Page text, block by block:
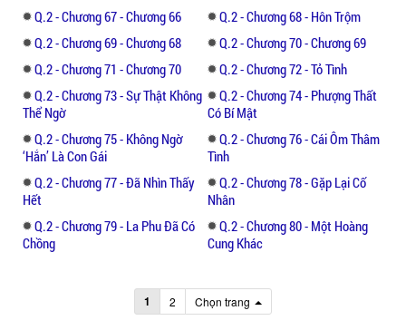
Q.2 - Chương 67 - Chương 66
Q.2 - Chương 68 - Hôn Trộm
Q.2 - Chương 69 - Chương 68
Q.2 - Chương 70 - Chương 69
Q.2 - Chương 71 - Chương 70
Q.2 - Chương 72 - Tỏ Tình
Q.2 - Chương 73 - Sự Thật Không
Thể Ngờ
Q.2 - Chương 74 - Phượng Thất
Có Bí Mật
Q.2 - Chương 75 - Không Ngờ
‘Hắn’ Là Con Gái
Q.2 - Chương 76 - Cái Ôm Thâm
Tình
Q.2 - Chương 77 - Đã Nhìn Thấy
Hết
Q.2 - Chương 78 - Gặp Lại Cố
Nhân
Q.2 - Chương 79 - La Phu Đã Có
Chồng
Q.2 - Chương 80 - Một Hoàng
Cung Khác
1 2 Chọn trang